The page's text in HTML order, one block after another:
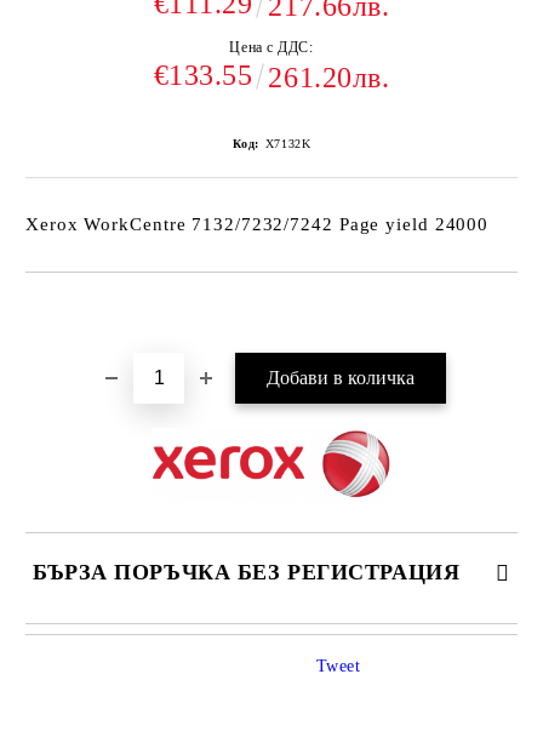
Цена с ДДС:
€133.55 261.20лв.
Код: X7132K
Xerox WorkCentre 7132/7232/7242 Page yield 24000
БЪРЗА ПОРЪЧКА БЕЗ РЕГИСТРАЦИЯ
САМО ПОПЪЛНЕТЕ 4 ПОЛЕТА
Tweet